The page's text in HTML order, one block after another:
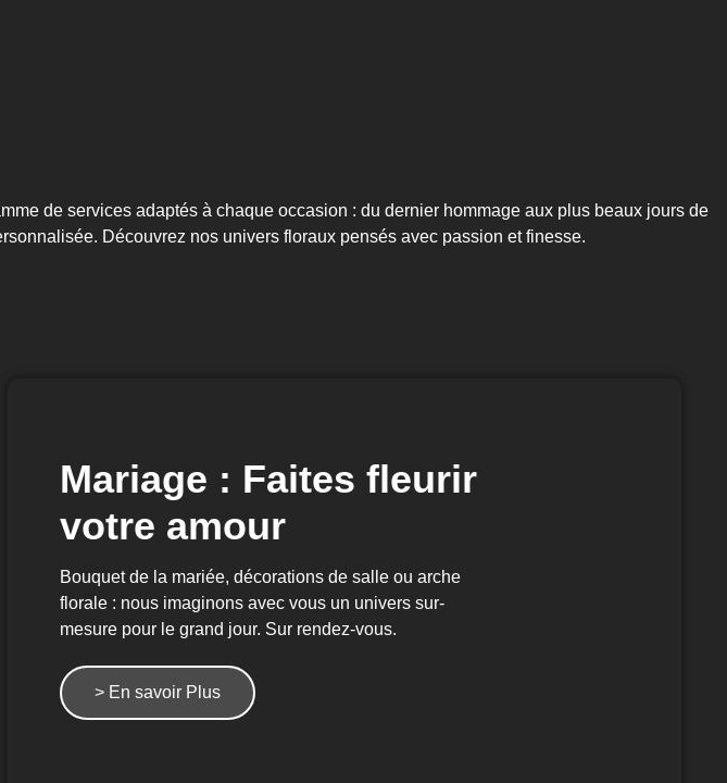
de services adaptés à chaque occasion : du dernier hommage aux plus beaux jours de
Découvrez nos univers floraux pensés avec passion et finesse.
Mariage : Faites fleurir
votre amour
Bouquet de la mariée, décorations de salle ou arche
florale : nous imaginons avec vous un univers sur-
mesure pour le grand jour. Sur rendez-vous.
> En savoir Plus